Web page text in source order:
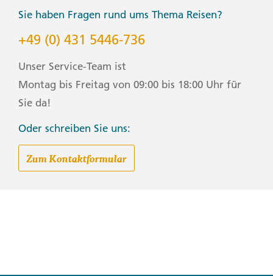
Sie haben Fragen rund ums Thema Reisen?
+49 (0) 431 5446-736
Unser Service-Team ist
Montag bis Freitag von 09:00 bis 18:00 Uhr für
Sie da!
Oder schreiben Sie uns:
Zum Kontaktformular